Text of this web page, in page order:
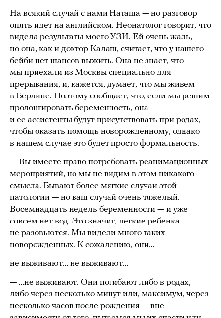
На всякий случай с нами Наташа — но разговор
опять идет на английском. Неонатолог говорит, что
видела результаты моего УЗИ. Ей очень жаль,
но она, как и доктор Калаш, считает, что у нашего
бейби нет шансов выжить. Она не знает, что
мы приехали из Москвы специально для
прерывания, и, кажется, думает, что мы живем
в Берлине. Поэтому сообщает, что, если мы решим
пролонгировать беременность, она
и ее ассистенты будут присутствовать при родах,
чтобы оказать помощь новорожденному, однако
в нашем случае это будет просто формальность.
— Вы имеете право потребовать реанимационных
мероприятий, но мы не видим в этом никакого
смысла. Бывают более мягкие случаи этой
патологии — но ваш случай очень тяжелый.
Восемнадцать недель беременности — и уже
совсем нет вод. Это значит, легкие ребенка
не разовьются. Мы видели много таких
новорожденных. К сожалению, они…
не выживают… не выживают…
— …не выживают. Они погибают либо в родах,
либо через несколько минут или, максимум, через
несколько часов после рождения — вне